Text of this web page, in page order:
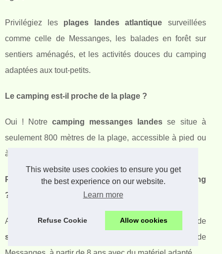
This website uses cookies to ensure you get
the best experience on our website.
Learn more
Refuse Cookie Allow cookies
Privilégiez les plages landes atlantique surveillées
comme celle de Messanges, les balades en forêt sur
sentiers aménagés, et les activités douces du camping
adaptées aux tout-petits.
Le camping est-il proche de la plage ?
Oui ! Notrecamping messanges landes se situe à
seulement 800 mètres de la plage, accessible à pied ou
à vélo via une piste cyclable sécurisée.
Peut-on prendre des cours de surf depuis le camping
?
Absolument ! Plusieurs écoles proposent des cours de
surf landes débutant
directement sur la plage de